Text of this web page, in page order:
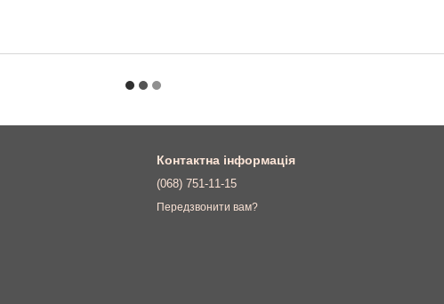
Контактна інформація
(068) 751-11-15
Передзвонити вам?